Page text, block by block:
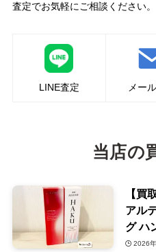
査定でお気軽にご相談ください。
LINE査定 メー
当店の
【買
アル
グ ハ
2026